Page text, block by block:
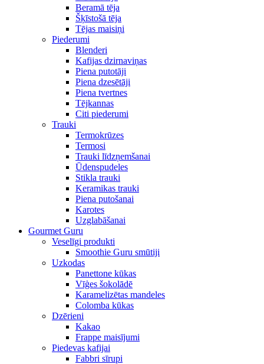
Beramā tēja
Šķīstošā tēja
Tējas maisiņi
Piederumi
Blenderi
Kafijas dzirnaviņas
Piena putotāji
Piena dzesētāji
Piena tvertnes
Tējkannas
Citi piederumi
Trauki
Termokrūzes
Termosi
Trauki līdzņemšanai
Ūdenspudeles
Stikla trauki
Keramikas trauki
Piena putošanai
Karotes
Uzglabāšanai
Gourmet Guru
Veselīgi produkti
Smoothie Guru smūtiji
Uzkodas
Panettone kūkas
Vīģes šokolādē
Karamelizētas mandeles
Colomba kūkas
Dzērieni
Kakao
Frappe maisījumi
Piedevas kafijai
Fabbri sīrupi